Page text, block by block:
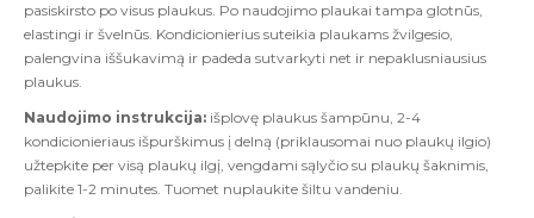
pasiskirsto po visus plaukus. Po naudojimo plaukai tampa glotnūs,
elastingi ir švelnūs. Kondicionierius suteikia plaukams žvilgesio,
palengvina iššukavimą ir padeda sutvarkyti net ir nepaklusniausius
plaukus.
Naudojimo instrukcija: išplovę plaukus šampūnu, 2-4
kondicionieriaus išpurškimus į delną (priklausomai nuo plaukų ilgio)
užtepkite per visą plaukų ilgį, vengdami sąlyčio su plaukų šaknimis,
palikite 1-2 minutes. Tuomet nuplaukite šiltu vandeniu.